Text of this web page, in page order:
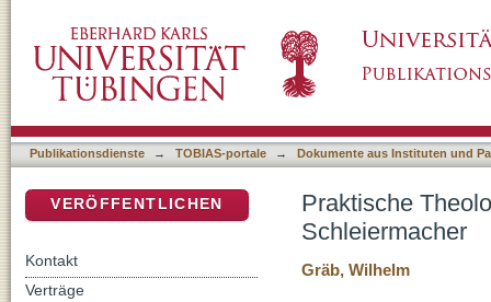
Publikationsdienste → TOBIAS-portale → Dokumente aus Instituten und
Praktische
Schleiermacher
Gräb, Wilhelm
VERÖFFENTLICHEN
Kontakt
Verträge